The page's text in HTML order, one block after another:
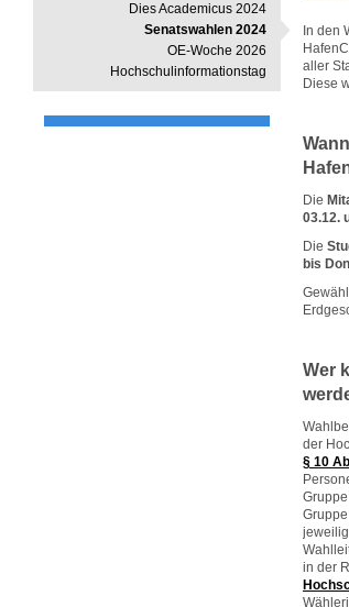
Dies Academicus 2024
Senatswahlen 2024
OE-Woche 2026
Hochschulinformationstag
In den
aller
Diese
Die
03.12.
Die
bis
Wer
der
§ 10
in der